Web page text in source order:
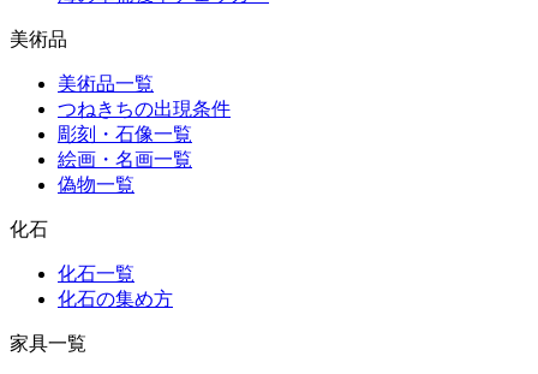
美術品
美術品一覧
つねきちの出現条件
彫刻・石像一覧
絵画・名画一覧
偽物一覧
化石
化石一覧
化石の集め方
家具一覧